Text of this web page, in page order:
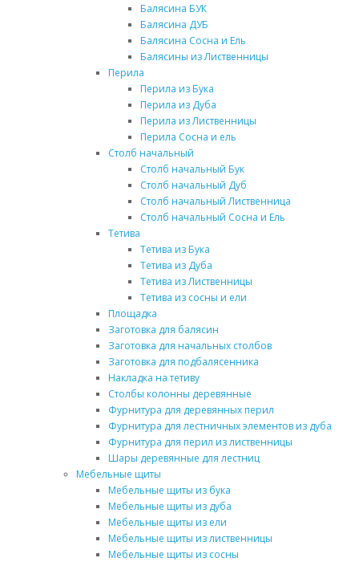
Балясина БУК
Балясина ДУБ
Балясина Сосна и Ель
Балясины из Лиственницы
Перила
Перила из Бука
Перила из Дуба
Перила из Лиственницы
Перила Сосна и ель
Столб начальный
Столб начальный Бук
Столб начальный Дуб
Столб начальный Лиственница
Столб начальный Сосна и Ель
Тетива
Тетива из Бука
Тетива из Дуба
Тетива из Лиственницы
Тетива из сосны и ели
Площадка
Заготовка для балясин
Заготовка для начальных столбов
Заготовка для подбалясенника
Накладка на тетиву
Столбы колонны деревянные
Фурнитура для деревянных перил
Фурнитура для лестничных элементов из дуба
Фурнитура для перил из лиственницы
Шары деревянные для лестниц
Мебельные щиты
Мебельные щиты из бука
Мебельные щиты из дуба
Мебельные щиты из ели
Мебельные щиты из лиственницы
Мебельные щиты из сосны